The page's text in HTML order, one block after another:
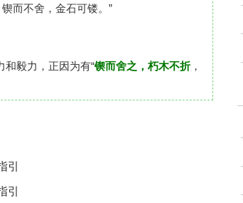
而不舍，金石可镂。”
和毅力，正因为有“锲而舍之，朽木不折，
引
引